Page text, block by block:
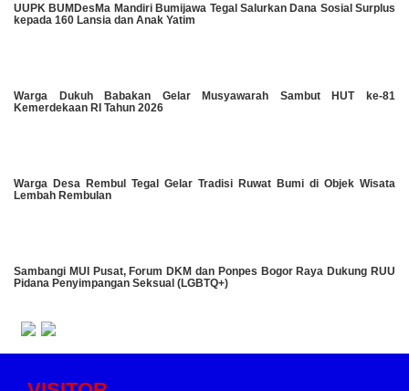
UUPK BUMDesMa Mandiri Bumijawa Tegal Salurkan Dana Sosial Surplus
kepada 160 Lansia dan Anak Yatim
Warga Dukuh Babakan Gelar Musyawarah Sambut HUT ke-81
Kemerdekaan RI Tahun 2026
Warga Desa Rembul Tegal Gelar Tradisi Ruwat Bumi di Objek Wisata
Lembah Rembulan
Sambangi MUI Pusat, Forum DKM dan Ponpes Bogor Raya Dukung RUU
Pidana Penyimpangan Seksual (LGBTQ+)